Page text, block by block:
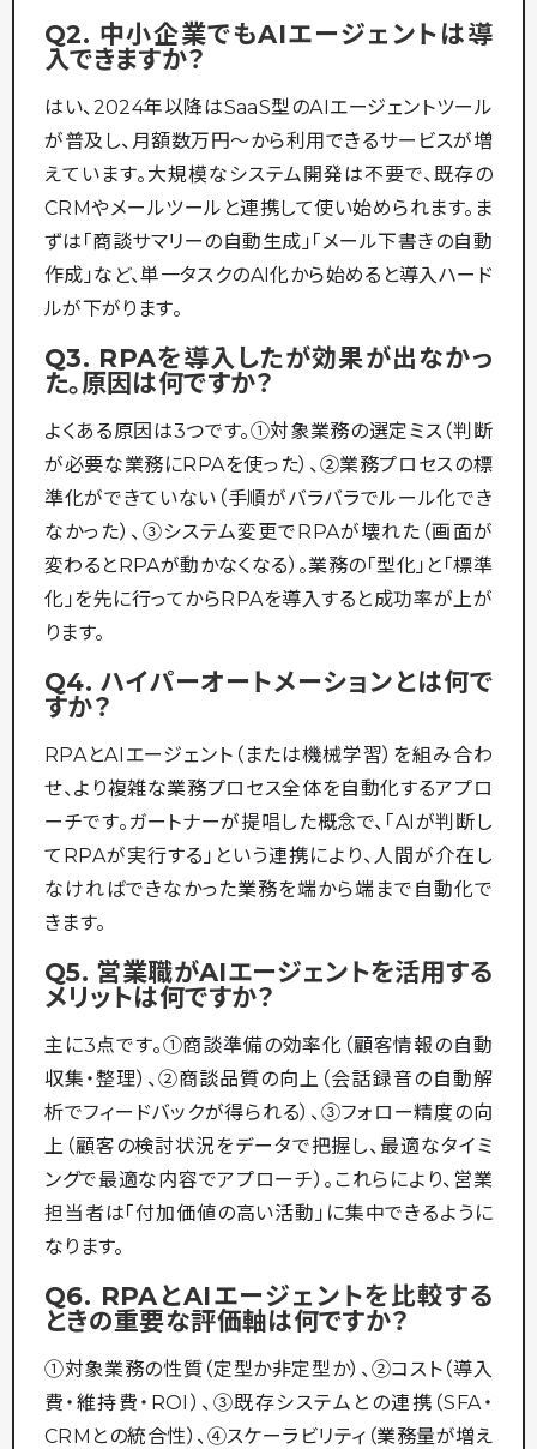
Q2. 中小企業でもAIエージェントは導
入できますか？
はい、2024年以降はSaaS型のAIエージェントツール
が普及し、月額数万円〜から利用できるサービスが増
えています。大規模なシステム開発は不要で、既存の
CRMやメールツールと連携して使い始められます。ま
ずは「商談サマリーの自動生成」「メール下書きの自動
作成」など、単一タスクのAI化から始めると導入ハード
ルが下がります。
Q3. RPAを導入したが効果が出なかっ
た。原因は何ですか？
よくある原因は3つです。①対象業務の選定ミス（判断
が必要な業務にRPAを使った）、②業務プロセスの標
準化ができていない（手順がバラバラでルール化でき
なかった）、③システム変更でRPAが壊れた（画面が
変わるとRPAが動かなくなる）。業務の「型化」と「標準
化」を先に行ってからRPAを導入すると成功率が上が
ります。
Q4. ハイパーオートメーションとは何で
すか？
RPAとAIエージェント（または機械学習）を組み合わ
せ、より複雑な業務プロセス全体を自動化するアプロ
ーチです。ガートナーが提唱した概念で、「AIが判断し
てRPAが実行する」という連携により、人間が介在し
なければできなかった業務を端から端まで自動化で
きます。
Q5. 営業職がAIエージェントを活用する
メリットは何ですか？
主に3点です。①商談準備の効率化（顧客情報の自動
収集・整理）、②商談品質の向上（会話録音の自動解
析でフィードバックが得られる）、③フォロー精度の向
上（顧客の検討状況をデータで把握し、最適なタイミ
ングで最適な内容でアプローチ）。これらにより、営業
担当者は「付加価値の高い活動」に集中できるように
なります。
Q6. RPAとAIエージェントを比較する
ときの重要な評価軸は何ですか？
①対象業務の性質（定型か非定型か）、②コスト（導入
費・維持費・ROI）、③既存システムとの連携（SFA・
CRMとの統合性）、④スケーラビリティ（業務量が増え